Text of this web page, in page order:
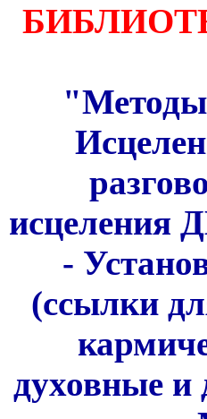
"Методы
исцеления
-
(ссылки
духовные и